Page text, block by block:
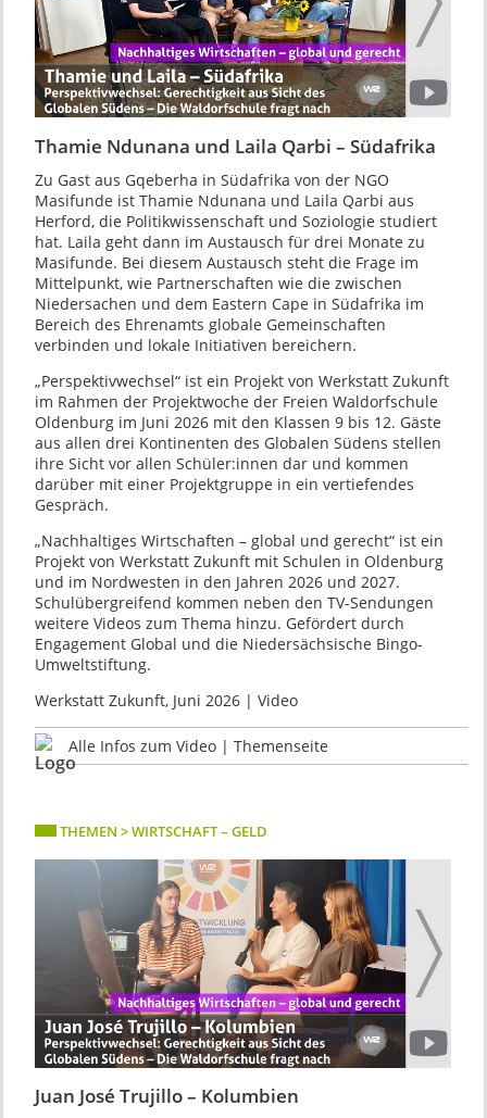
Thamie Ndunana und Laila Qarbi – Südafrika
Zu Gast aus Gqeberha in Südafrika von der NGO
Masifunde ist Thamie Ndunana und Laila Qarbi aus
Herford, die Politikwissenschaft und Soziologie studiert
hat. Laila geht dann im Austausch für drei Monate zu
Masifunde. Bei diesem Austausch steht die Frage im
Mittelpunkt, wie Partnerschaften wie die zwischen
Niedersachen und dem Eastern Cape in Südafrika im
Bereich des Ehrenamts globale Gemeinschaften
verbinden und lokale Initiativen bereichern.
„Perspektivwechsel“ ist ein Projekt von Werkstatt Zukunft
im Rahmen der Projektwoche der Freien Waldorfschule
Oldenburg im Juni 2026 mit den Klassen 9 bis 12. Gäste
aus allen drei Kontinenten des Globalen Südens stellen
ihre Sicht vor allen Schüler:innen dar und kommen
darüber mit einer Projektgruppe in ein vertiefendes
Gespräch.
„Nachhaltiges Wirtschaften – global und gerecht“ ist ein
Projekt von Werkstatt Zukunft mit Schulen in Oldenburg
und im Nordwesten in den Jahren 2026 und 2027.
Schulübergreifend kommen neben den TV-Sendungen
weitere Videos zum Thema hinzu. Gefördert durch
Engagement Global und die Niedersächsische Bingo-
Umweltstiftung.
Werkstatt Zukunft, Juni 2026 | Video
Alle Infos zum Video | Themenseite
THEMEN > WIRTSCHAFT – GELD
Juan José Trujillo – Kolumbien